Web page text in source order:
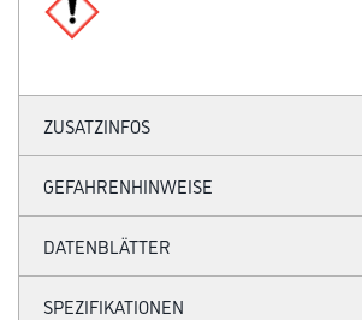
ZUSATZINFOS
GEFAHRENHINWEISE
DATENBLÄTTER
SPEZIFIKATIONEN